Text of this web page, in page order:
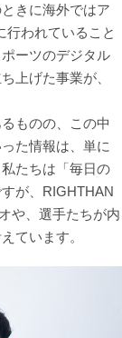
きに海外ではア
行われていること
ーツのデジタル
上げた事業が、
ものの、この中
た情報は、単に
たちは「毎日の
が、RIGHTHAN
や、選手たちが内
ています。